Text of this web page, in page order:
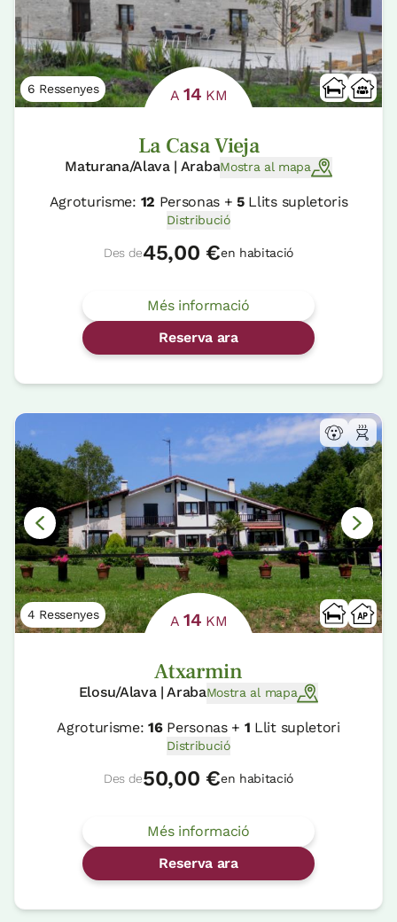
6 Ressenyes A 14 KM
La Casa Vieja
Maturana/Alava | ArabaMostra al mapa
Agroturisme: 12 Personas +5Llits supletoris
Distribució
Des de45,00 €en habitació
Més informació
Reserva ara
4 Ressenyes A 14 KM
Atxarmin
Elosu/Alava | ArabaMostra al mapa
Agroturisme:16Personas + 1 Llit supletori
Distribució
Des de50,00 €en habitació
Més informació
Reserva ara